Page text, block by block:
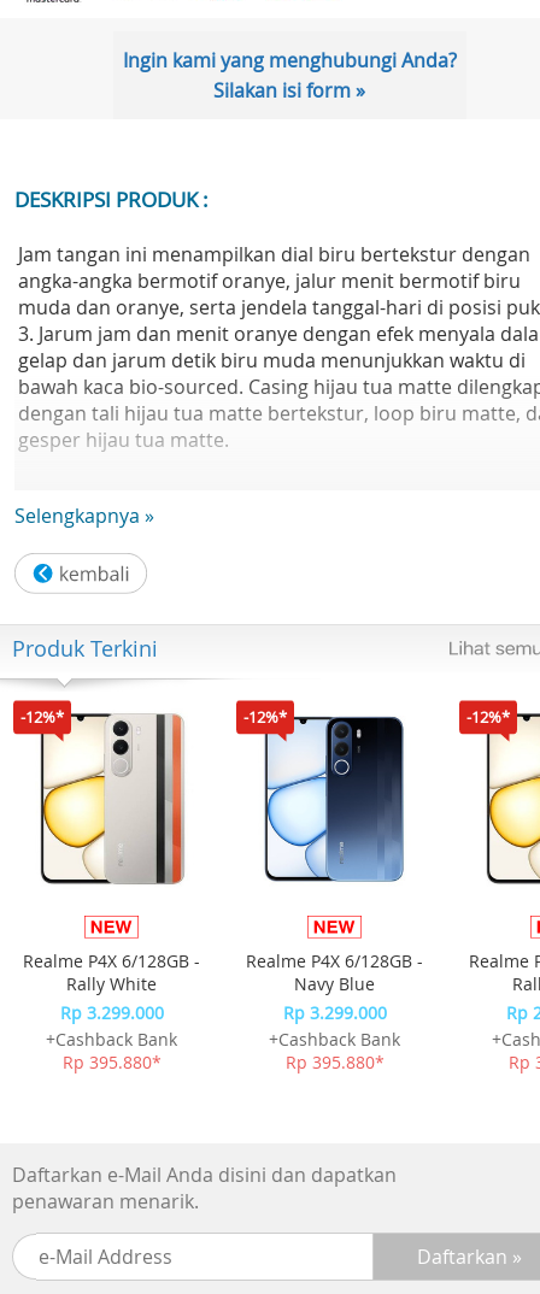
Ingin kami yang menghubungi Anda?
Silakan isi form »
DESKRIPSI PRODUK :
Jam tangan ini menampilkan dial biru bertekstur dengan
angka-angka bermotif oranye, jalur menit bermotif biru
muda dan oranye, serta jendela tanggal-hari di posisi
3. Jarum jam dan menit oranye dengan efek menyala
gelap dan jarum detik biru muda menunjukkan waktu di
bawah kaca bio-sourced. Casing hijau tua matte
dengan tali hijau tua matte bertekstur, loop biru matte,
gesper hijau tua matte.
Tahan air: 3 Bar
Diameter: 34.00 mm
Tebal: 8.75 mm
Lug-to-lug: 39.20 mm
Bahan Tali: Silikon
Bahan Gesper: Polimer
Pengait Tali: Gesper
Bahan Casing: Material bio-sourced
Warna: Hijau
Warna tali: Hijau
Warna dial: Biru
Warna casing: Hijau
Garansi Resmi 2 Tahun
Kelengkapan Paket :
- Free Box
- Jam Tangan
- Kartu Garansi Resmi
- Buku Manual
Selengkapnya »
Produk Terkini
-12%*
Realme P4X 6/128GB -
Rally White
Rp 3.299.000
+Cashback Bank
Rp 395.880*
-12%*
Realme P4X 6/128GB -
Navy Blue
Rp 3.299.000
+Cashback Bank
Rp 395.880*
-12%*
Realme
Rp
Rp
Daftarkan e-Mail Anda disini dan dapatkan
penawaran menarik.